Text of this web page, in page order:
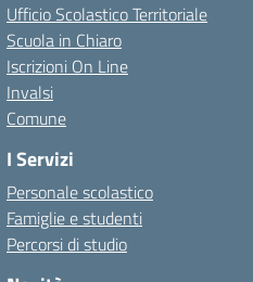
Ufficio Scolastico Territoriale
Scuola in Chiaro
Iscrizioni On Line
Invalsi
Comune
I Servizi
Personale scolastico
Famiglie e studenti
Percorsi di studio